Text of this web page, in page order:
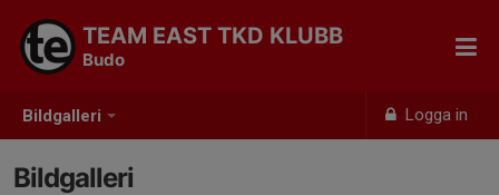
Bildgalleri Logga in
TEAM EAST TKD KLUBB
Budo
Bildgalleri